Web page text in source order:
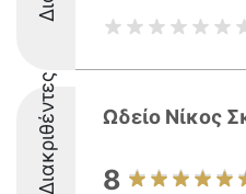
Διακριθέντες Ωδείο Νίκος
8